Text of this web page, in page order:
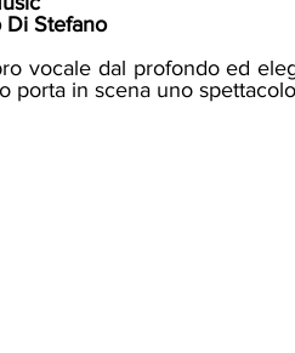
Di Stefano
porta in scena uno